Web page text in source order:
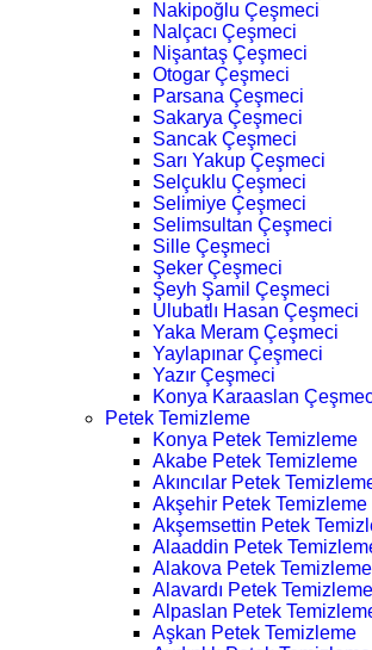
Nakipoğlu Çeşmeci
Nalçacı Çeşmeci
Nişantaş Çeşmeci
Otogar Çeşmeci
Parsana Çeşmeci
Sakarya Çeşmeci
Sancak Çeşmeci
Sarı Yakup Çeşmeci
Selçuklu Çeşmeci
Selimiye Çeşmeci
Selimsultan Çeşmeci
Sille Çeşmeci
Şeker Çeşmeci
Şeyh Şamil Çeşmeci
Ulubatlı Hasan Çeşmeci
Yaka Meram Çeşmeci
Yaylapınar Çeşmeci
Yazır Çeşmeci
Konya Karaaslan
Petek Temizleme
Konya Petek Temizleme
Akabe Petek Temizleme
Akıncılar Petek
Akşehir Petek Temizleme
Akşemsettin Petek
Alaaddin Petek
Alakova Petek Temizleme
Alavardı Petek Temizleme
Alpaslan Petek
Aşkan Petek Temizleme